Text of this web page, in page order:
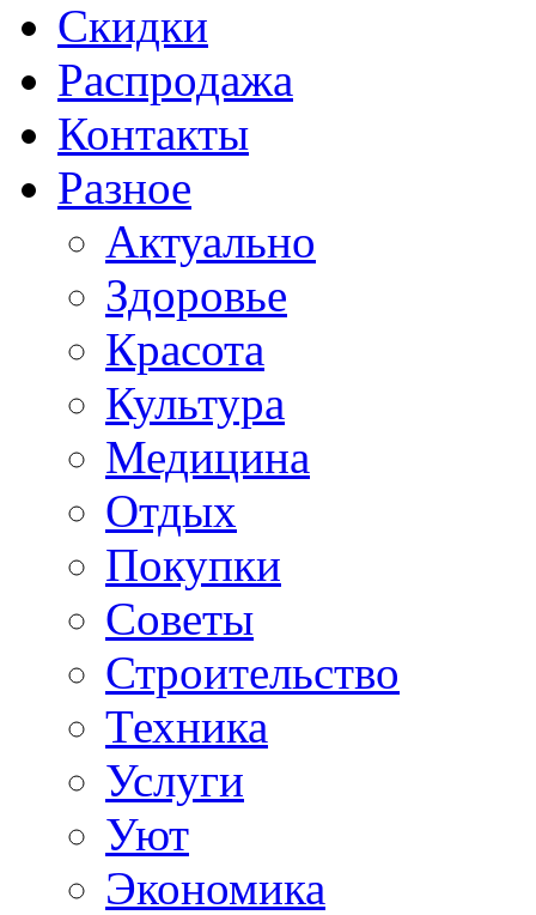
Скидки
Распродажа
Контакты
Разное
Актуально
Здоровье
Красота
Культура
Медицина
Отдых
Покупки
Советы
Строительство
Техника
Услуги
Уют
Экономика